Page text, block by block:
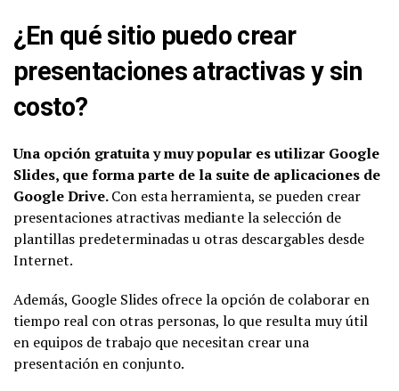
¿En qué sitio puedo crear
presentaciones atractivas y sin
costo?
Una opción gratuita y muy popular es utilizar Google
Slides, que forma parte de la suite de aplicaciones de
Google Drive.Con esta herramienta, se pueden crear
presentaciones atractivas mediante la selección de
plantillas predeterminadas u otras descargables desde
Internet.
Además, Google Slides ofrece la opción de colaborar en
tiempo real con otras personas, lo que resulta muy útil
en equipos de trabajo que necesitan crear una
presentación en conjunto.